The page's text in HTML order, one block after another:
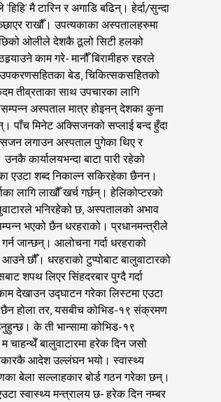
मै टारिन र अगाडि बढिन्। हेर्दा/सुन्दा
राखौँ। उपत्यकाका अस्पतालहरुमा
ओलीले देशकै ठूलो सिटी हलको
काम गरे- मानौँ बिरामीहरु रहरले
बेड, चिकित्सकसहितको
तीव्रताका साथ उपचारका लागि
अस्पताल मात्र होइनन् देशका कुना
पाँच मिनेट अक्सिजनको सप्लाई बन्द हुँदा
लगाउन अस्पताल पुगेका थिए र
कार्यालयभन्दा बाटा पारी रहेको
एउटा शब्द निकाल्न सकिरहेका छैनन।
लागि लाखौँ खर्च गर्छन्। हेलिकोप्टरको
भनिरहेको छ, अस्पतालको अभाव
भएको छैन धरहराको। प्रधानमन्त्रीले
जान्छन्। आलोचना गर्दा धरहराको
छौँ। धरहराको टुप्पोबाट बालुवाटारको
शपथ लिएर सिंहदरबार पुग्दै गर्दा
देखाउन उद्घाटन गरेका लिस्टमा एउटा
छैन होला तर, यसबीच कोभिड-१९ संक्रमण
के ती भान्सामा कोभिड-१९
चाहन्थेँ बालुवाटारमा हरेक दिन जसो
आदेश उल्लंघन भयो। स्वास्थ्य
बेला सल्लाहकार बोर्ड गठन गरेका छन्।
स्वास्थ्य मन्त्रालय छ- हरेक दिन नम्बर